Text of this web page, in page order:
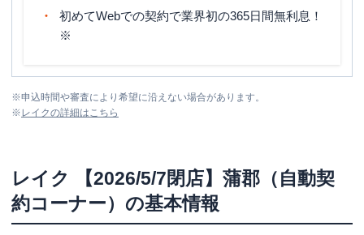
初めてWebでの契約で業界初の365日間無利息！
※
※申込時間や審査により希望に沿えない場合があります。
※ レイクの詳細はこちら
レイク
【2026/5/7閉店】蒲郡（自動契
約コーナー） の基本情報